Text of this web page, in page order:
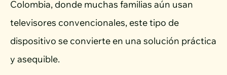
Colombia, donde muchas familias aún usan
televisores convencionales, este tipo de
dispositivo se convierte en una solución práctica
y asequible.